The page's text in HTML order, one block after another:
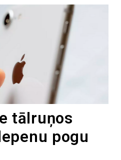
tālruņos
pogu